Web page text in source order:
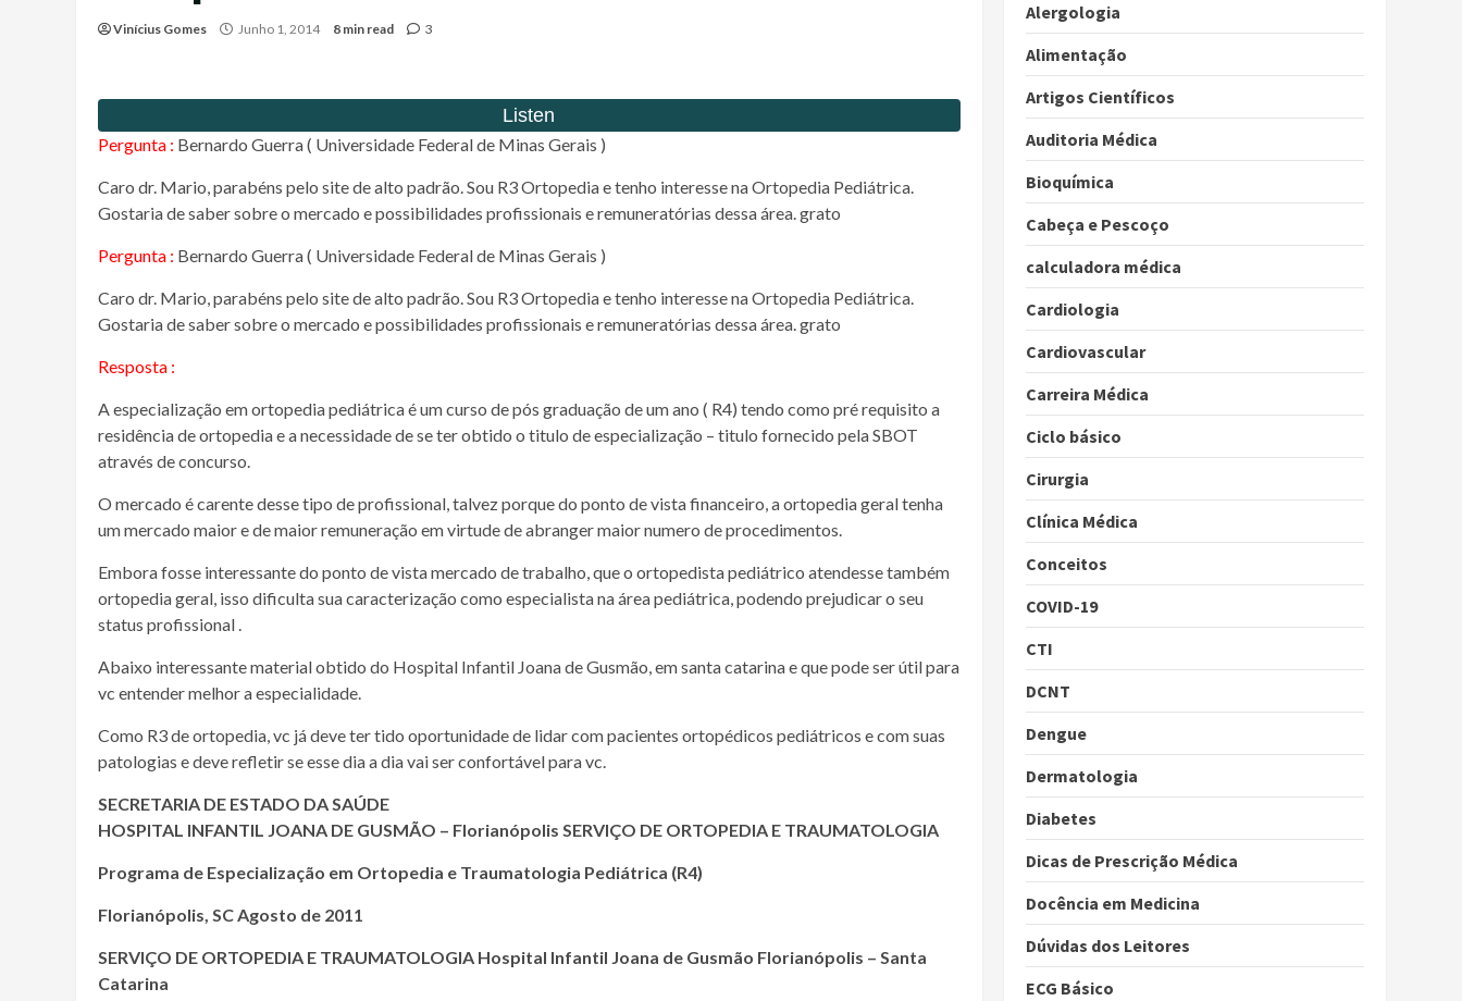
Vinícius Gomes Junho 1, 2014 8 min read 3
Pergunta : Bernardo Guerra ( Universidade Federal de Minas Gerais )
Caro dr. Mario, parabéns pelo site de alto padrão. Sou R3 Ortopedia e tenho interesse na Ortopedia Pediátrica.
Gostaria de saber sobre o mercado e possibilidades profissionais e remuneratórias dessa área. grato
Pergunta : Bernardo Guerra ( Universidade Federal de Minas Gerais )
Caro dr. Mario, parabéns pelo site de alto padrão. Sou R3 Ortopedia e tenho interesse na Ortopedia Pediátrica.
Gostaria de saber sobre o mercado e possibilidades profissionais e remuneratórias dessa área. grato
Resposta :
A especialização em ortopedia pediátrica é um curso de pós graduação de um ano ( R4) tendo como pré requisito a
residência de ortopedia e a necessidade de se ter obtido o titulo de especialização – titulo fornecido pela SBOT
através de concurso.
O mercado é carente desse tipo de profissional, talvez porque do ponto de vista financeiro, a ortopedia geral tenha
um mercado maior e de maior remuneração em virtude de abranger maior numero de procedimentos.
Embora fosse interessante do ponto de vista mercado de trabalho, que o ortopedista pediátrico atendesse também
ortopedia geral, isso dificulta sua caracterização como especialista na área pediátrica, podendo prejudicar o seu
status profissional .
Abaixo interessante material obtido do Hospital Infantil Joana de Gusmão, em santa catarina e que pode ser útil para
vc entender melhor a especialidade.
Como R3 de ortopedia, vc já deve ter tido oportunidade de lidar com pacientes ortopédicos pediátricos e com suas
patologias e deve refletir se esse dia a dia vai ser confortável para vc.
SECRETARIA DE ESTADO DA SAÚDE
HOSPITAL INFANTIL JOANA DE GUSMÃO – Florianópolis SERVIÇO DE ORTOPEDIA E TRAUMATOLOGIA
Programa de Especialização em Ortopedia e Traumatologia Pediátrica (R4)
Florianópolis, SC Agosto de 2011
SERVIÇO DE ORTOPEDIA E TRAUMATOLOGIA Hospital Infantil Joana de Gusmão Florianópolis – Santa
Catarina
Alergologia
Alimentação
Artigos Científicos
Auditoria Médica
Bioquímica
Cabeça e Pescoço
calculadora médica
Cardiologia
Cardiovascular
Carreira Médica
Ciclo básico
Cirurgia
Clínica Médica
Conceitos
COVID-19
CTI
DCNT
Dengue
Dermatologia
Diabetes
Dicas de Prescrição Médica
Docência em Medicina
Dúvidas dos Leitores
ECG Básico